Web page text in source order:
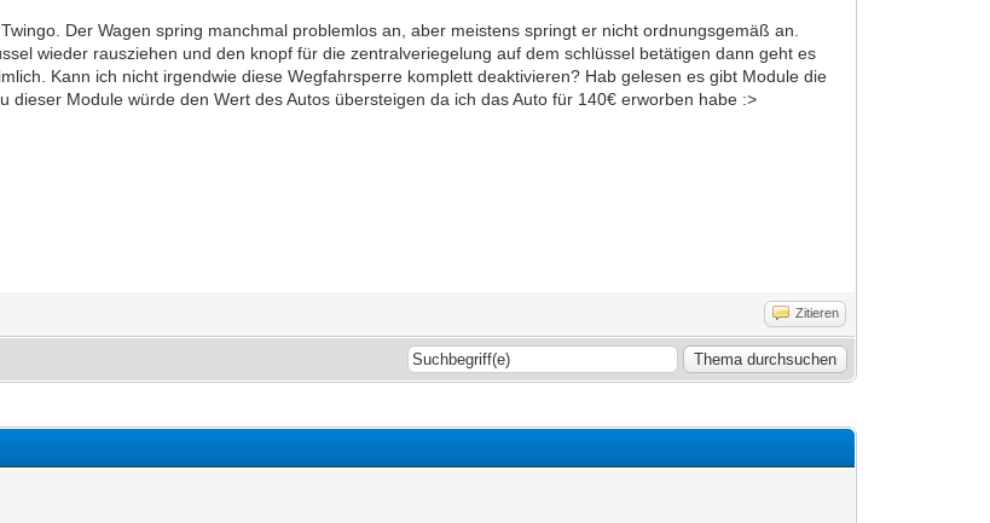
Der Wagen spring manchmal problemlos an, aber meistens springt er nicht ordnungsgemäß an.
wieder rausziehen und den knopf für die zentralveriegelung auf dem schlüssel betätigen dann geht es
Kann ich nicht irgendwie diese Wegfahrsperre komplett deaktivieren? Hab gelesen es gibt Module die
dieser Module würde den Wert des Autos übersteigen da ich das Auto für 140€ erworben habe :>
Zitieren